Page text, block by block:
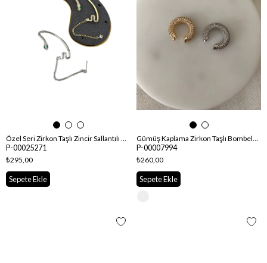
Özel Seri Zirkon Taşlı Zincir Sallantılı Tasarım Yılan Figür Kıkırdak Küpe
P-00025271
₺295,00
Sepete Ekle
Gümüş Kaplama Zirkon Taşlı Bombeli Boru Kıkırdak Küpe
P-00007994
₺260,00
Sepete Ekle